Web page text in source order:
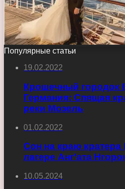
Популярные статьи
19.02.2022
Крошечный городок
Германия: Спящая
реки Мозель
01.02.2022
Сон на краю кратера
лагере Анг’ата
10.05.2024